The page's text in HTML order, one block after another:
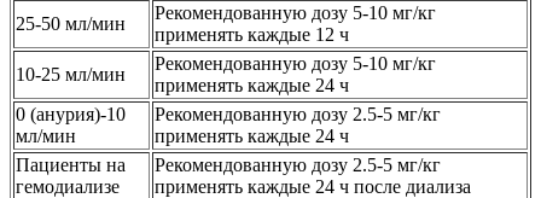
25-50 мл/мин
Рекомендованную дозу 5-10 мг/кг
применять каждые 12 ч
10-25 мл/мин
Рекомендованную дозу 5-10 мг/кг
применять каждые 24 ч
0 (анурия)-10
мл/мин
Рекомендованную дозу 2.5-5 мг/кг
применять каждые 24 ч
Пациенты на
гемодиализе
Рекомендованную дозу 2.5-5 мг/кг
применять каждые 24 ч после диализа